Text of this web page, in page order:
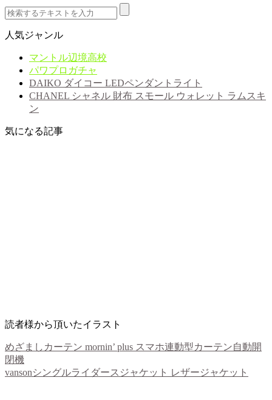
人気ジャンル
マントル辺境高校
パワプロガチャ
DAIKO ダイコー LEDペンダントライト
CHANEL シャネル 財布 スモール ウォレット ラムスキ
ン
気になる記事
読者様から頂いたイラスト
めざましカーテン mornin’ plus スマホ連動型カーテン自動開
閉機
vansonシングルライダースジャケット レザージャケット